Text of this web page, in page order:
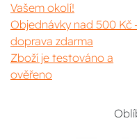
Vašem okolí!
Objednávky nad 500 Kč
doprava zdarma
Zboží je testováno a
ověřeno